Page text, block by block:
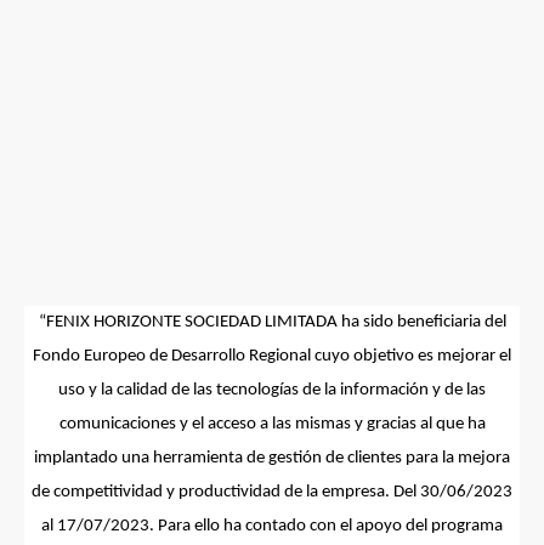
“ FENIX HORIZONTE SOCIEDAD LIMITADA ha sido beneficiaria del
Fondo Europeo de Desarrollo Regional cuyo objetivo es mejorar el
uso y la calidad de las tecnologías de la información y de las
comunicaciones y el acceso a las mismas y gracias al que ha
implantado una herramienta de gestión de clientes para la mejora
de competitividad y productividad de la empresa. Del 30/06/2023
al 17/07/2023. Para ello ha contado con el apoyo del programa